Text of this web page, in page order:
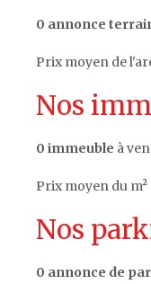
0 annonce
Prix moyen de
Nos
0 immeuble à
Prix moyen du
Nos
0 annonce de